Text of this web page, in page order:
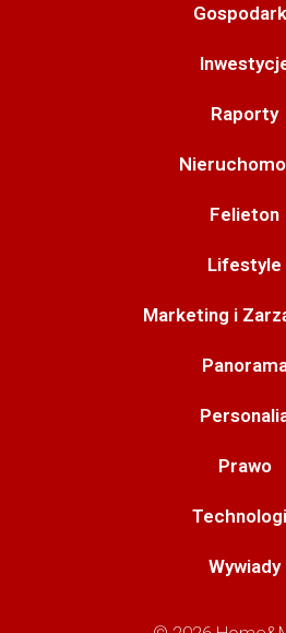
Raporty
Felieton
Lifestyle
Marketing i
Prawo
Wywiady